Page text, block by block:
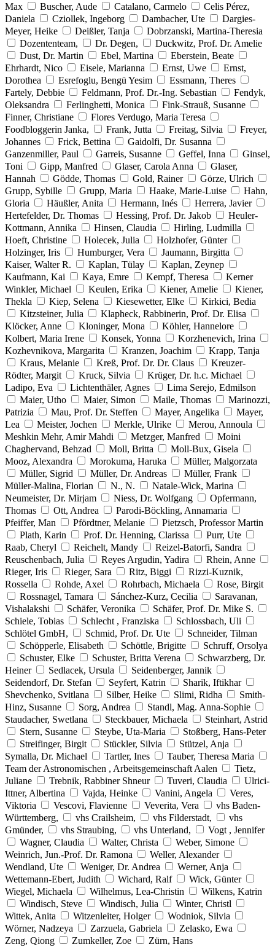
Max
Buscher, Aude Catalano, Carmelo
Celis Pérez,
Daniela
Cziollek, Ingeborg Dambacher, Ute
Dargies-
Meyer, Heike
Deißler, Tanja
Dobrzanski, Martina-Theresia
Dozententeam,
Dr. Degen,
Duckwitz, Prof. Dr. Amelie
Dust, Dr. Martin
Ebel, Martina
Eberstein, Beate
Ehrhardt, Nico
Eisele, Marianna Ernst, Uwe
Ernst,
Dorothea
Esrefoglu, Bengü Yesim
Essmann, Theres
Fartely, Debbie
Feldmann, Prof. Dr.-Ing. Sebastian
Fendyk,
Oleksandra
Ferlinghetti, Monica
Fink-Strauß, Susanne
Finner, Christiane
Flores Verdugo, Maria Teresa
Foodbloggerin Janka,
Frank, Jutta Freitag, Silvia
Freyer,
Johannes
Frick, Bettina
Gaidolfi, Dr. Susanna
Ganzenmiller, Paul
Garreis, Susanne Geffel, Inna
Ginsel,
Toni
Gipp, Manfred Glaser, Carola Anna
Glaser,
Hannah
Gödde, Thomas Gold, Rainer
Görze, Ulrich
Grupp, Sybille
Grupp, Maria Haake, Marie-Luise
Hahn,
Gloria
Häußler, Anita Hermann, Inés
Herrera, Javier
Hertefelder, Dr. Thomas
Hessing, Prof. Dr. Jakob
Heuler-
Kottmann, Annika
Hinsen, Claudia
Hirling, Ludmilla
Hoeft, Christine
Holecek, Julia
Holzhofer, Günter
Holzinger, Iris
Humburger, Vera
Jaumann, Birgitta
Kaiser, Walter R.
Kaplan, Tülay
Kaplan, Zeynep
Kaufmann, Kai
Kaya, Emre Kempf, Theresa
Kerner
Winkler, Michael
Keulen, Erika Kiener, Amelie
Kiener,
Thekla
Kiep, Selena Kiesewetter, Elke
Kirkici, Bedia
Kitzsteiner, Julia
Klapheck, Rabbinerin, Prof. Dr. Elisa
Klöcker, Anne
Kloninger, Mona
Köhler, Hannelore
Kolbert, Maria Irene
Konsek, Yonna
Korzhenevich, Irina
Kozhevnikova, Margarita
Kranzen, Joachim
Krapp, Tanja
Kraus, Melanie
Kreß, Prof. Dr. Dr. Claus
Kreuzer-
Rödter, Margit
Kruck, Silvia
Krüger, Dr. h.c. Michael
Ladipo, Eva
Lichtenthäler, Agnes
Lima Serejo, Edmilson
Maier, Utho
Maier, Simon Maile, Thomas
Marinozzi,
Patrizia
Mau, Prof. Dr. Steffen Mayer, Angelika
Mayer,
Lea
Meister, Jochen Merkle, Ulrike
Merou, Annoula
Meshkin Mehr, Amir Mahdi
Metzger, Manfred
Moini
Chaghervand, Behzad
Moll, Britta
Moll-Bux, Gisela
Mooz, Alexandra
Morokuma, Haruka
Müller, Malgorzata
Müller, Sigrid
Müller, Dr. Andreas
Müller, Frank
Müller-Malina, Florian
N., N.
Natale-Wick, Marina
Neumeister, Dr. Mirjam
Niess, Dr. Wolfgang
Opfermann,
Thomas
Ott, Andrea
Parodi-Böckling, Annamaria
Pfeiffer, Man
Pfördtner, Melanie
Pietzsch, Professor Martin
Plath, Karin
Prof. Dr. Henning, Clarissa
Purr, Ute
Raab, Cheryl
Reichelt, Mandy
Reizel-Batorfi, Sandra
Reuschenbach, Julia
Reyes Argudin, Yadira
Rhein, Anne
Rieger, Iris
Rieger, Sara Ritz, Biggi
Rizzi-Kuznik,
Rossella
Rohde, Axel Rohrbach, Michaela
Rose, Birgit
Rossnagel, Tamara
Sánchez-Kurz, Cecilia
Saravanan,
Vishalakshi
Schäfer, Veronika
Schäfer, Prof. Dr. Mike S.
Schiele, Tobias
Schlecht , Franziska
Schlossbach, Uli
Schlötel GmbH,
Schmid, Prof. Dr. Ute
Schneider, Tilman
Schöpperle, Elisabeth
Schöttle, Brigitte
Schruff, Orsolya
Schuster, Elke
Schuster, Britta Verena
Schwarzberg, Dr.
Heiner
Sedlacek, Ursula
Seidenberger, Jannik
Seidendorf, Dr. Stefan
Seyfert, Katrin
Sharik, Iftikhar
Shevchenko, Svitlana
Silber, Heike Slimi, Ridha
Smith-
Hinz, Susanne
Sorg, Andrea
Standl, Mag. Anna-Sophie
Staudacher, Swetlana
Steckbauer, Michaela
Steinhart, Astrid
Stern, Susanne
Steybe, Uta-Maria
Stoßberg, Hans-Peter
Streifinger, Birgit
Stückler, Silvia
Stützel, Anja
Symalla, Dr. Michael
Tartler, Ines
Tauber, Theresa Maria
Team der Astronomischen , Arbeitsgemeinschaft Aalen
Tietz,
Juliane
Trebnik, Rabbiner Shneur Tuveri, Claudia
Ulrici-
Ittner, Albertina
Vajda, Heinke Vanini, Angela
Veres,
Viktoria
Vescovi, Flavienne Veverita, Vera
vhs Baden-
Württemberg,
vhs Crailsheim, vhs Filderstadt,
vhs
Gmünder,
vhs Straubing, vhs Unterland,
Vogt , Jennifer
Wagner, Claudia
Walter, Christa
Weber, Simone
Weinrich, Jun.-Prof. Dr. Ramona
Weller, Alexander
Wendland, Ute
Weniger, Dr. Andrea
Werner, Anja
Wettemann-Ebert, Judith
Wichard, Ralf
Wick, Günter
Wiegel, Michaela
Wilhelmus, Lea-Christin
Wilkens, Katrin
Windisch, Steve
Windisch, Julia
Winter, Christl
Wittek, Anita
Witzenleiter, Holger
Wodniok, Silvia
Wörner, Nadzeya
Zarzuela, Gabriela
Zelasko, Ewa
Zeng, Qiong
Zumkeller, Zoe Zürn, Hans